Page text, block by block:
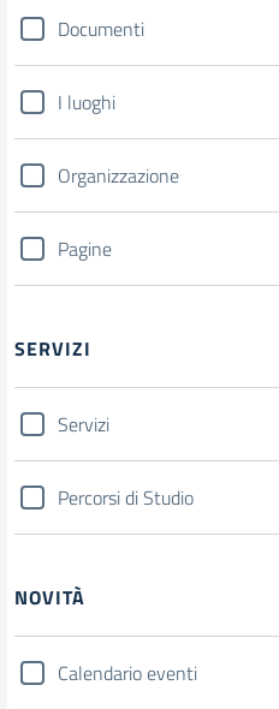
Documenti
I luoghi
Organizzazione
Pagine
SERVIZI
Servizi
Percorsi di Studio
NOVITÀ
Calendario eventi